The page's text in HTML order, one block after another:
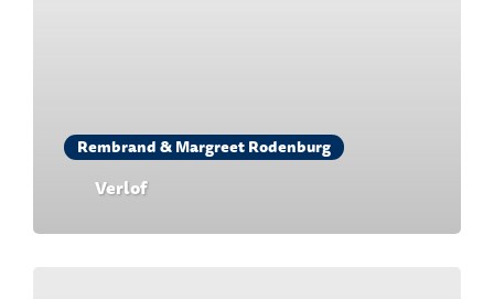
Rembrand & Margreet Rodenburg
Verlof